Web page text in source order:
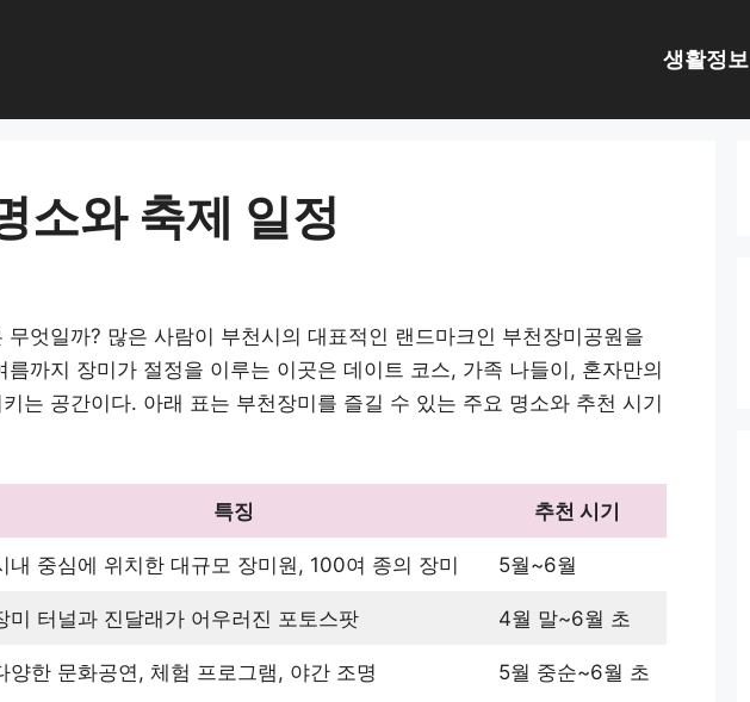
생활정보
소와 축제 일정
무엇일까? 많은 사람이 부천시의 대표적인 랜드마크인 부천장미공원을
름까지 장미가 절정을 이루는 이곳은 데이트 코스, 가족 나들이, 혼자만의
는 공간이다. 아래 표는 부천장미를 즐길 수 있는 주요 명소와 추천 시기
특징 추천 시기
내 중심에 위치한 대규모 장미원, 100여 종의 장미 5월~6월
미 터널과 진달래가 어우러진 포토스팟 4월 말~6월 초
양한 문화공연, 체험 프로그램, 야간 조명 5월 중순~6월 초